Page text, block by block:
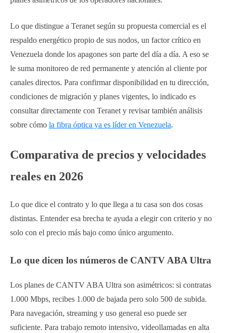
Lo que distingue a Teranet según su propuesta comercial es el
respaldo energético propio de sus nodos, un factor crítico en
Venezuela donde los apagones son parte del día a día. A eso se
le suma monitoreo de red permanente y atención al cliente por
canales directos. Para confirmar disponibilidad en tu dirección,
condiciones de migración y planes vigentes, lo indicado es
consultar directamente con Teranet y revisar también análisis
sobre cómo la fibra óptica ya es líder en Venezuela.
Comparativa de precios y velocidades
reales en 2026
Lo que dice el contrato y lo que llega a tu casa son dos cosas
distintas. Entender esa brecha te ayuda a elegir con criterio y no
solo con el precio más bajo como único argumento.
Lo que dicen los números de CANTV ABA Ultra
Los planes de CANTV ABA Ultra son asimétricos: si contratas
1.000 Mbps, recibes 1.000 de bajada pero solo 500 de subida.
Para navegación, streaming y uso general eso puede ser
suficiente. Para trabajo remoto intensivo, videollamadas en alta